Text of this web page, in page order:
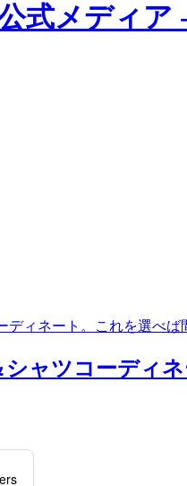
式メディア
ディネート。これを選べば
シャツコーディ